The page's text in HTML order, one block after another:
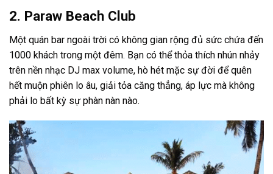
2. Paraw Beach Club
Một quán bar ngoài trời có không gian rộng đủ sức chứa đến
1000 khách trong một đêm. Bạn có thể thỏa thích nhún nhảy
trên nền nhạc DJ max volume, hò hét mặc sự đời để quên
hết muộn phiên lo âu, giải tỏa căng thẳng, áp lực mà không
phải lo bất kỳ sự phàn nàn nào.